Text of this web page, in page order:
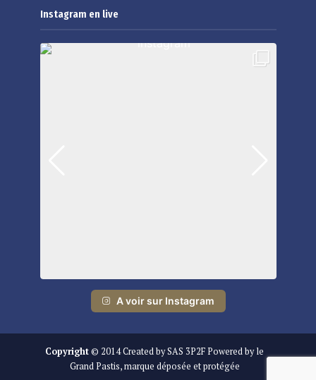
Instagram en live
A voir sur Instagram
Copyright© 2014 Created by SAS 3P2F Powered by le
Grand Pastis, marque déposée et protégée